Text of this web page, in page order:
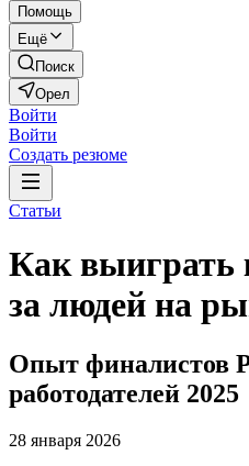
Помощь
Ещё
Поиск
Орел
Войти
Войти
Создать резюме
Статьи
Как выиграть
за людей на
Опыт финалистов
работодателей 2025
28 января 2026